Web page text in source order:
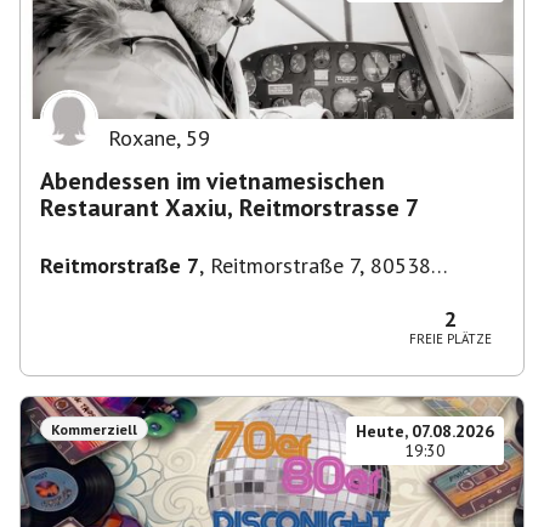
Roxane, 59
Abendessen im vietnamesischen
Restaurant Xaxiu, Reitmorstrasse 7
Reitmorstraße 7, Reitmorstraße 7, 80538
2
FREIE PLÄTZE
Kommerziell
Heute, 07.08.2026
19:30